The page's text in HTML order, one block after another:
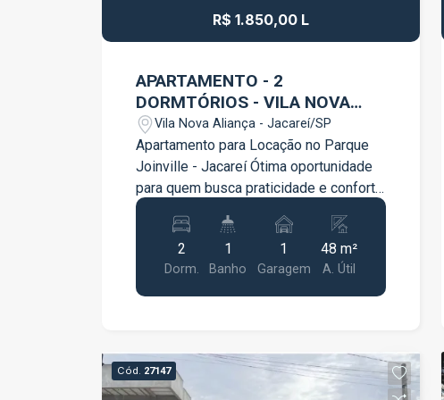
R$ 1.850,00 L
APARTAMENTO - 2
DORMTÓRIOS - VILA NOVA
ALIANÇA
Vila Nova Aliança - Jacareí/SP
Apartamento para Locação no Parque
Joinville - Jacareí Ótima oportunidade
para quem busca praticidade e conforto
em uma boa localização.
Características do imóvel: 2 dormitórios
Sala aconchegante Cozinha funcional 1
vaga de garagem Localizado no Parque
Joinville, em região tranquila e com
quem deseja morar com comodidade
no dia a dia. Agende uma visita e venha
2
Dorm.
1
Banho
1
Garagem
48 m²
A. Útil
Cód. 27147